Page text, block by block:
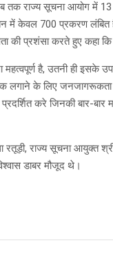
तक राज्य सूचना आयोग में
में केवल 700 प्रकरण लंबित
की प्रशंसा करते हुए कहा
है, उतनी ही इसके
लगाने के लिए
करे जिनकी बार-बार
राज्य सूचना आयुक्त
डाबर मौजूद थे।